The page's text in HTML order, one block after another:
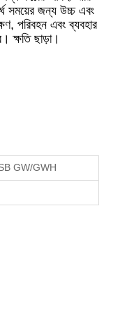
সময়ের জন্য উচ্চ এবং
পরিবহন এবং ব্যবহার
ক্ষতি ছাড়া।
GW/GWH